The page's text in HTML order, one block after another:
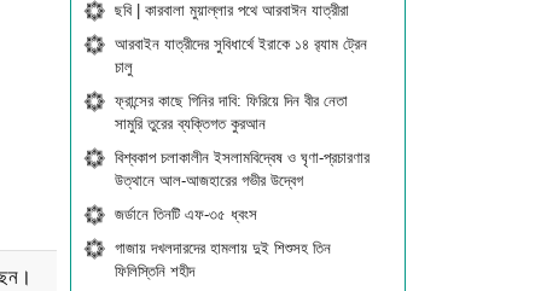
ছবি | কারবালা মুয়াল্লার পথে আরবাঈন যাত্রীরা
আরবাইন যাত্রীদের সুবিধার্থে ইরাকে ১৪ র‍্যাম ট্রেন
চালু
ফ্রান্সের কাছে গিনির দাবি: ফিরিয়ে দিন বীর নেতা
সামুরি তুরের ব্যক্তিগত কুরআন
বিশ্বকাপ চলাকালীন ইসলামবিদ্বেষ ও ঘৃণা-প্রচারণার
উত্থানে আল-আজহারের গভীর উদ্বেগ
জর্ডানে তিনটি এফ-৩৫ ধ্বংস
গাজায় দখলদারদের হামলায় দুই শিশুসহ তিন
ফিলিস্তিনি শহীদ